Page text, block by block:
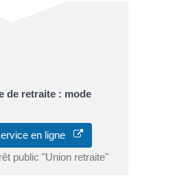
de retraite : mode
en ligne
public "Union retraite"